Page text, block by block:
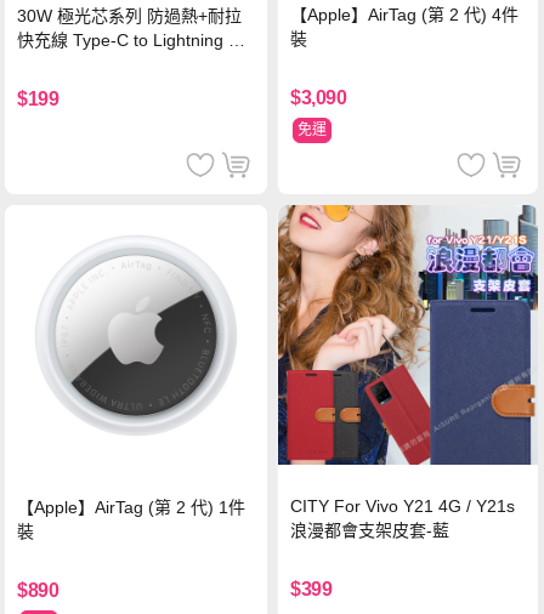
30W 極光芯系列 防過熱+耐拉
快充線 Type-C to Lightning 傳
$199
【Apple】AirTag (第 2 代) 4件
裝
$3,090
免運
【Apple】AirTag (第 2 代) 1件
裝
$890
CITY For Vivo Y21 4G / Y21s
浪漫都會支架皮套-藍
$399